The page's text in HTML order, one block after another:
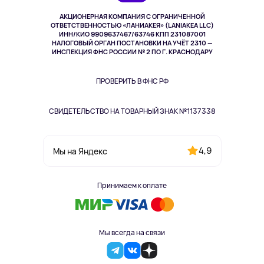
АКЦИОНЕРНАЯ КОМПАНИЯ С ОГРАНИЧЕННОЙ
ОТВЕТСТВЕННОСТЬЮ «ЛАНИАКЕЯ» (LANIAKEA LLC)
ИНН/КИО 9909637467/63746 КПП 231087001
НАЛОГОВЫЙ ОРГАН ПОСТАНОВКИ НА УЧЁТ 2310 —
ИНСПЕКЦИЯ ФНС РОССИИ № 2 ПО Г. КРАСНОДАРУ
ПРОВЕРИТЬ В ФНС РФ
СВИДЕТЕЛЬСТВО НА ТОВАРНЫЙ ЗНАК №1137338
Мы на Яндекс 4,9
Принимаем к оплате
Мы всегда на связи
Здоровье питомцев
Одежда и аксессуары